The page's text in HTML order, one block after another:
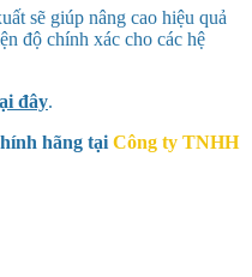
sẽ giúp nâng cao hiệu quả
độ chính xác cho các hệ
đây.
hãng tại Công ty TNHH